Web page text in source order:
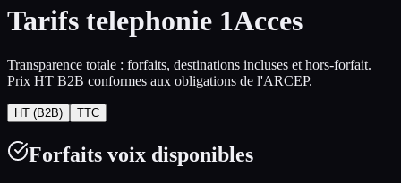
Tarifs telephonie 1Acces
Transparence totale : forfaits, destinations incluses et hors-forfait.
Prix HT B2B conformes aux obligations de l'ARCEP.
HT (B2B) TTC
Forfaits voix disponibles